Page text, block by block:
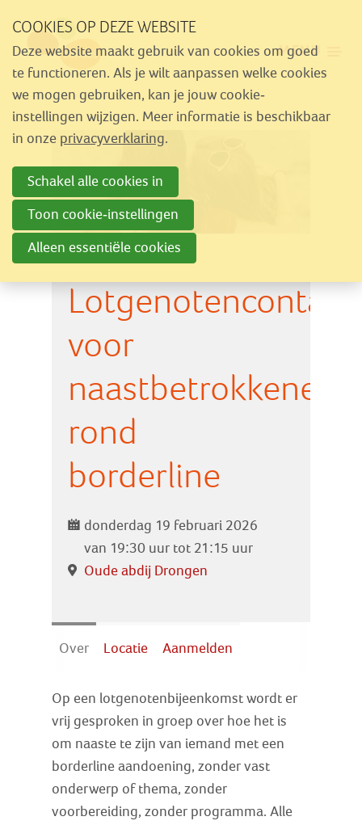
links
over
Spring
naar
navigatie
naar
hoofdinhoud
MENU
Lotgenotencontact
voor
naastbetrokkenen
rond
borderline
donderdag 19 februari 2026
van 19:30 uur tot 21:15 uur
Oude abdij Drongen
Over Locatie Aanmelden
Op een lotgenotenbijeenkomst wordt er
vrij gesproken in groep over hoe het is
om naaste te zijn van iemand met een
borderline aandoening, zonder vast
onderwerp of thema, zonder
voorbereiding, zonder programma. Alle
Aanbod
Nieuws
Activiteiten
Over Similes
Contact
Lid worden
Vrijwilliger worden
COOKIES OP DEZE WEBSITE
Deze website maakt gebruik van cookies om goed
te functioneren. Als je wilt aanpassen welke cookies
we mogen gebruiken, kan je jouw cookie-
instellingen wijzigen. Meer informatie is beschikbaar
in onze privacyverklaring.
Schakel alle cookies in
Toon cookie-instellingen
Alleen essentiële cookies